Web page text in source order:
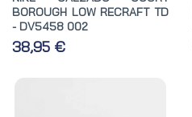
BOROUGH LOW RECRAFT TD
- DV5458 002
38,95 €